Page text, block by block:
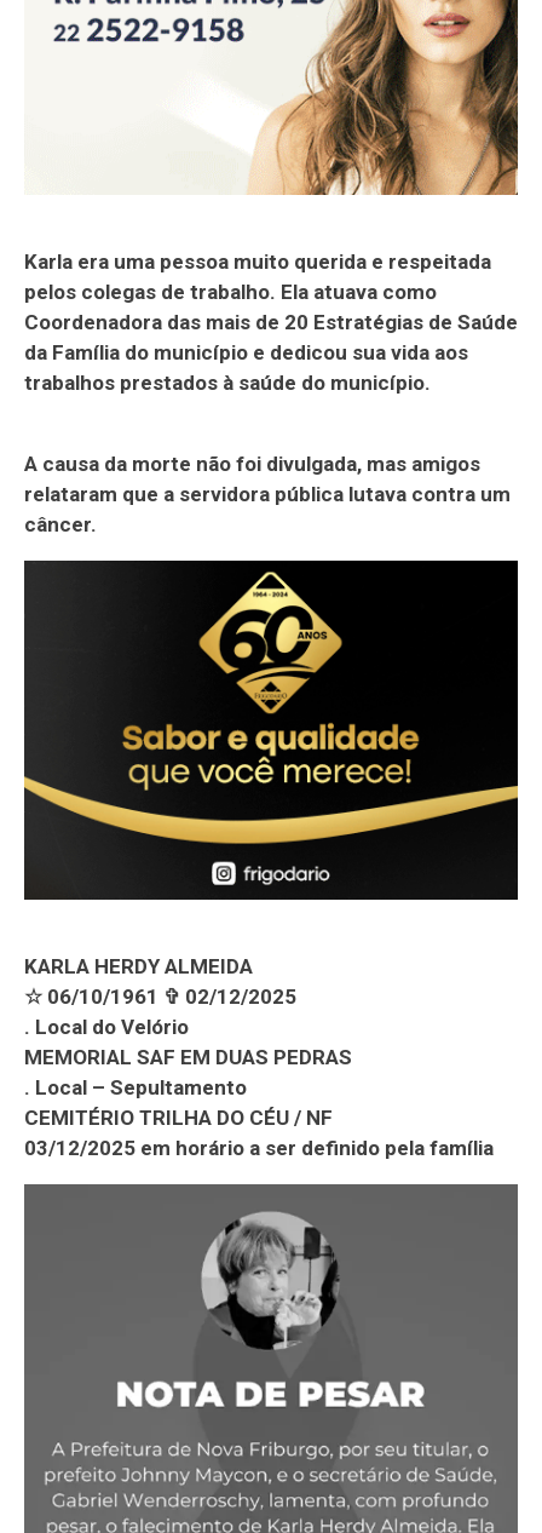
Karla era uma pessoa muito querida e respeitada
pelos colegas de trabalho. Ela atuava como
Coordenadora das mais de 20 Estratégias de Saúde
da Família do município e dedicou sua vida aos
trabalhos prestados à saúde do município.
A causa da morte não foi divulgada, mas amigos
relataram que a servidora pública lutava contra um
câncer.
KARLA HERDY ALMEIDA
☆ 06/10/1961 ✞ 02/12/2025
. Local do Velório
MEMORIAL SAF EM DUAS PEDRAS
. Local – Sepultamento
CEMITÉRIO TRILHA DO CÉU / NF
03/12/2025 em horário a ser definido pela família